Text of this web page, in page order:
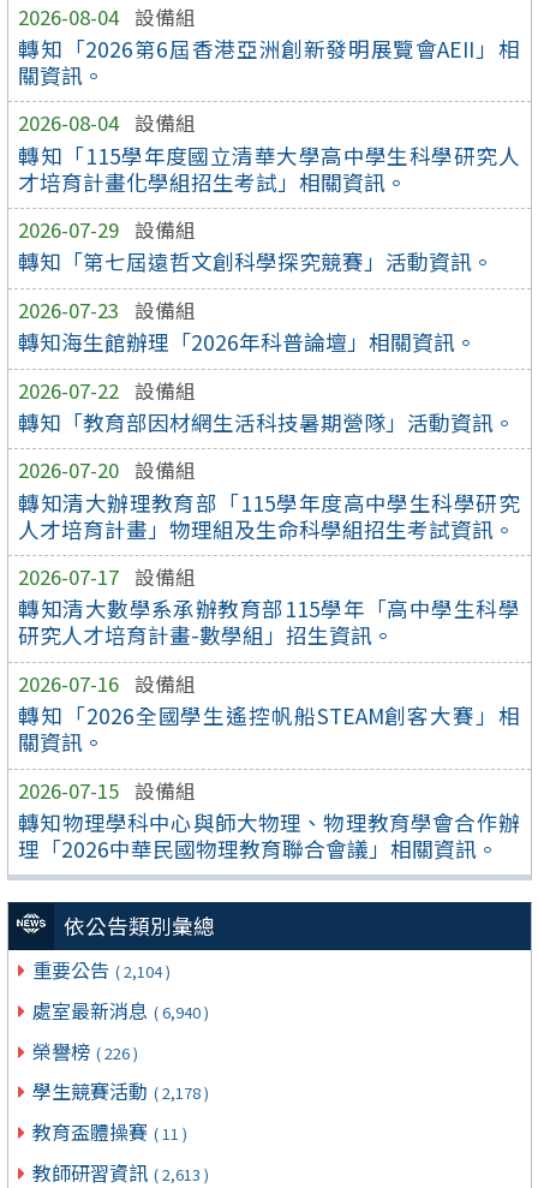
2026-08-04 設備組
轉知「2026第6屆香港亞洲創新發明展覽會AEII」相
關資訊。
2026-08-04 設備組
轉知「115學年度國立清華大學高中學生科學研究人
才培育計畫化學組招生考試」相關資訊。
2026-07-29 設備組
轉知「第七屆遠哲文創科學探究競賽」活動資訊。
2026-07-23 設備組
轉知海生館辦理「2026年科普論壇」相關資訊。
2026-07-22 設備組
轉知「教育部因材網生活科技暑期營隊」活動資訊。
2026-07-20 設備組
轉知清大辦理教育部「115學年度高中學生科學研究
人才培育計畫」物理組及生命科學組招生考試資訊。
2026-07-17 設備組
轉知清大數學系承辦教育部115學年「高中學生科學
研究人才培育計畫-數學組」招生資訊。
2026-07-16 設備組
轉知「2026全國學生遙控帆船STEAM創客大賽」相
關資訊。
2026-07-15 設備組
轉知物理學科中心與師大物理、物理教育學會合作辦
理「2026中華民國物理教育聯合會議」相關資訊。
依公告類別彙總
重要公告 ( 2,104 )
處室最新消息 ( 6,940 )
榮譽榜 ( 226 )
學生競賽活動 ( 2,178 )
教育盃體操賽 ( 11 )
教師研習資訊 ( 2,613 )